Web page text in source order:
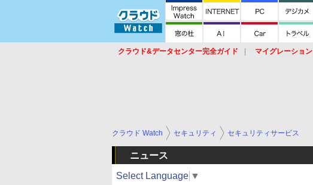
クラウド&データセンター完全ガイド マイグレーション
クラウド Watch セキュリティ セキュリティサービス
ニュース
Select Language ▼